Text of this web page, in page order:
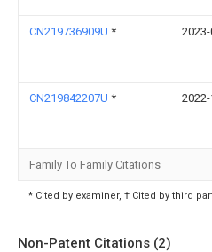
CN219736909U *
CN219842207U *
Family To Family Citations
* Cited by examiner, † Cited by third
Non-Patent Citations (2)